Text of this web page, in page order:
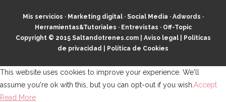
Mis servicios · Marketing digital· Social Media · Adwords ·
Herramientas&Tutoriales · Entrevistas · Off-Topic
Copyright © 2015 Saltandotrenes.com| Aviso legal|
Políticas
de privacidad
Política de Cookies
This website uses cookies to improve your experience. We'll
assume you're ok with this, but you can opt-out if you wish. Accept
Read More